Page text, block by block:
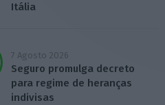
Itália
7 Agosto 2026
Seguro promulga decreto
para regime de heranças
indivisas